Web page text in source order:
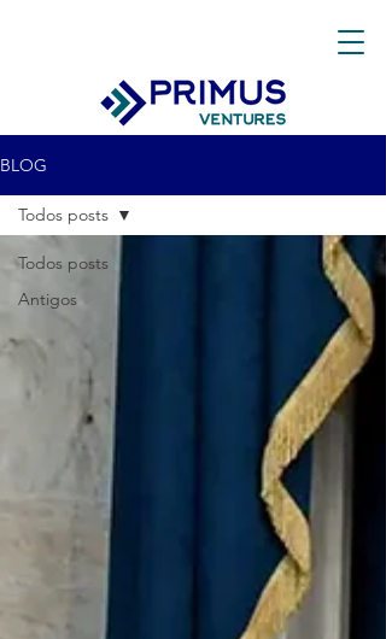
BLOG
Todos posts
Antigos
Todos posts